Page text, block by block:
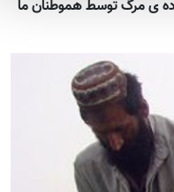
ی مرگ توسط هموطنان ما